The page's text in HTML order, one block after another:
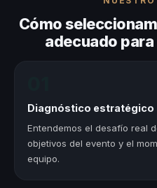
Cómo
adecuado
Diagnóstico estratégico
Entendemos el desafío real
objetivos del evento y el
equipo.